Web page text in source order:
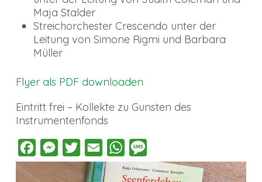
Maja Stalder
Streichorchester Crescendo unter der
Leitung von Simone Rigmi und Barbara
Müller
Flyer als PDF downloaden
Eintritt frei – Kollekte zu Gunsten des
Instrumentenfonds
FacebookMessenger
Twitter Email WhatsApp